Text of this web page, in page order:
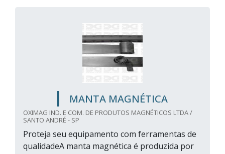
MANTA MAGNÉTICA
OXIMAG IND. E COM. DE PRODUTOS MAGNÉTICOS LTDA /
SANTO ANDRÉ - SP
Proteja seu equipamento com ferramentas de
qualidadeA manta magnética é produzida por